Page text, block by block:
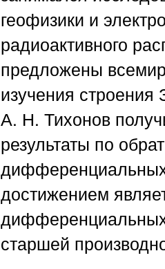
геофизики и
радиоактивного
предложены
изучения
А. Н. Тихонов
результаты по
достижением
старшей